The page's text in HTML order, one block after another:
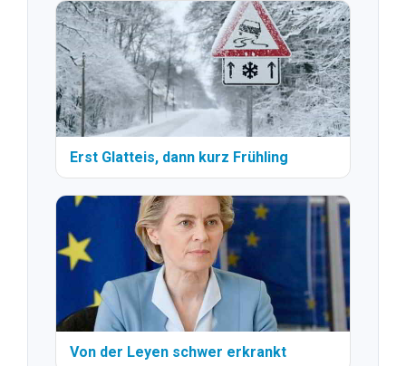
Erst Glatteis, dann kurz Frühling
Von der Leyen schwer erkrankt